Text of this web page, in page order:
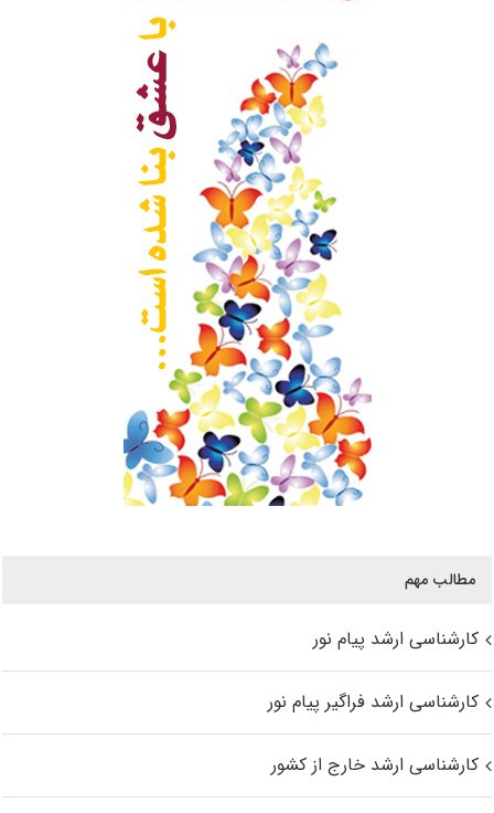
مطالب مهم
کارشناسی ارشد پیام نور
کارشناسی ارشد فراگیر پیام نور
کارشناسی ارشد خارج از کشور